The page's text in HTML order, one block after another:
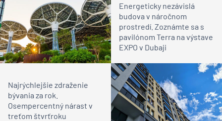
Energeticky nezávislá
budova v náročnom
prostredí. Zoznámte sa s
pavilónom Terra na výstave
EXPO v Dubaji
Najrýchlejšie zdraženie
bývania za rok.
Osempercentný nárast v
treťom štvrťroku